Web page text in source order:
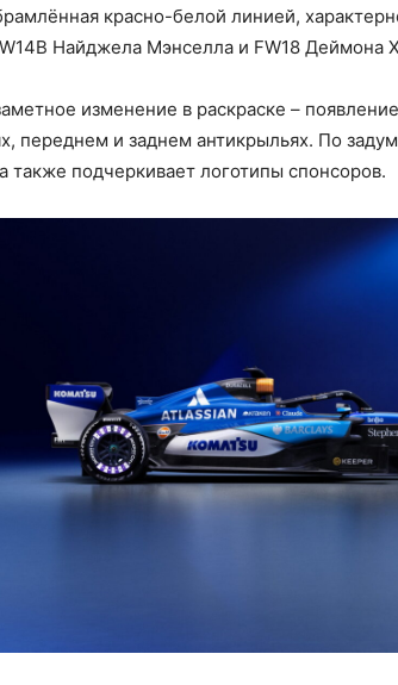
красно-белой линией,
Найджела Мэнселла и FW18 Деймона
изменение в раскраске –
переднем и заднем антикрыльях. По
также подчеркивает логотипы спонсоров.